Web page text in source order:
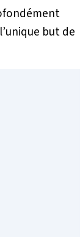
but de